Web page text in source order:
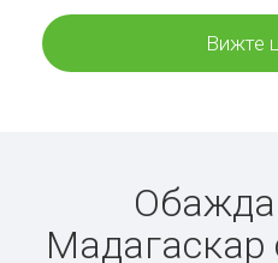
Вижте
Мадагаскар